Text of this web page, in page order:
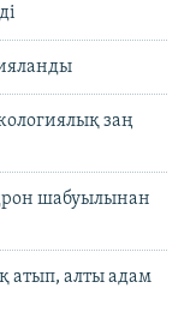
заң
шабуылынан
атып, алты адам